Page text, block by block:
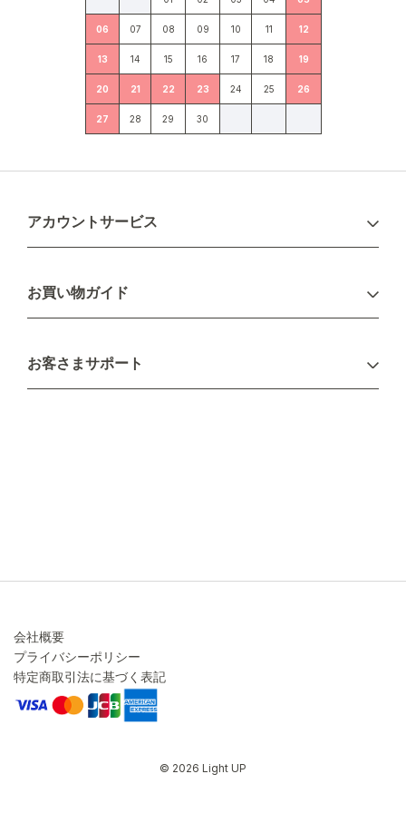
06 07 08 09 10 11 12
13 14 15 16 17 18 19
20 21 22 23 24 25 26
27 28 29 30
アカウントサービス
新規会員登録
お買い物ガイド
配送について
不良品・返品について
お客さまサポート
会社概要
プライバシーポリシー
特定商取引法に基づく表記
© 2026 Light UP